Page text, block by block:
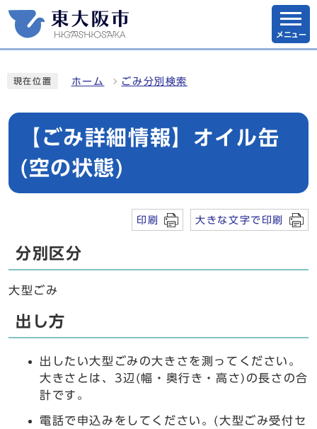
メニュー
現在位置 ホーム ごみ分別検索
【ごみ詳細情報】オイル缶
(空の状態)
印刷 大きな文字で印刷
分別区分
大型ごみ
出し方
出したい大型ごみの大きさを測ってください。
大きさとは、3辺(幅・奥行き・高さ)の長さの合
計です。
電話で申込みをしてください。(大型ごみ受付セ